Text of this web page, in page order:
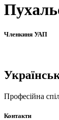
Членкиня УАП
Професійна
Контакти